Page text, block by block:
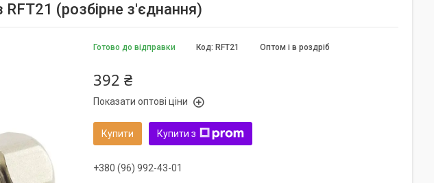
(розбірне з'єднання)
Готово до відправки Оптом і в роздріб
Код: RFT21
392 ₴
Показати оптові ціни
Купити Купити з
+380 (96) 992-43-01